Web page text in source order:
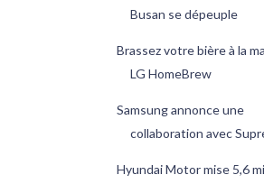
Busan se dépeuple
Brassez votre bière à la
LG HomeBrew
Samsung annonce une
collaboration avec
Hyundai Motor mise 5,6